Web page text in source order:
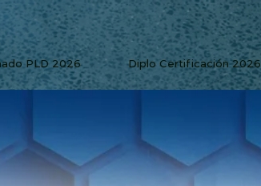
PLD 2026 Diplo Certificación 2026